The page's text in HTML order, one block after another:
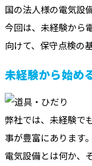
国の法人様の電気設
今回は、未経験から
向けて、保守点検の
未経験から始め
弊社では、未経験で
事が豊富にあります。
電気設備とは何か、